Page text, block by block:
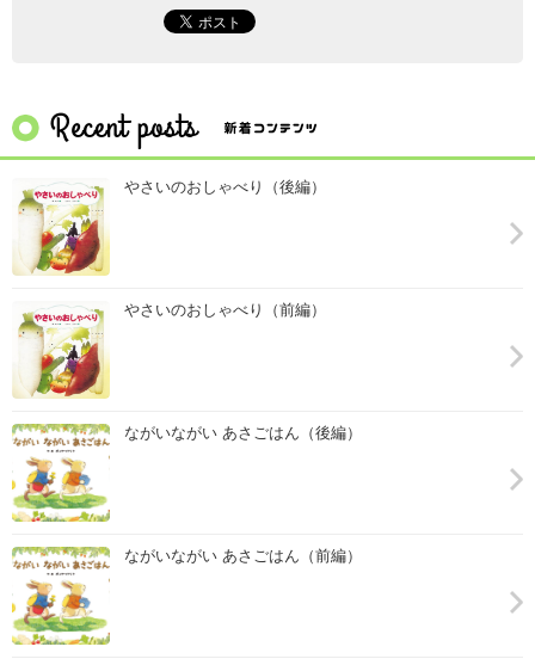
やさいのおしゃべり（後編）
やさいのおしゃべり（前編）
ながいながい あさごはん（後編）
ながいながい あさごはん（前編）